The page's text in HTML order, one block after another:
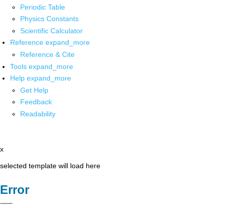
Periodic Table
Physics Constants
Scientific Calculator
Reference expand_more
Reference & Cite
Tools expand_more
Help expand_more
Get Help
Feedback
Readability
x
selected template will load here
Error